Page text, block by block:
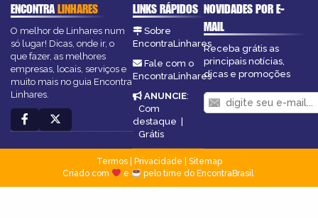
ENCONTRALINHARES
O melhor de Linhares num
só lugar! Dicas, onde ir, o
que fazer, as melhores
empresas, locais, serviços e
muito mais no guia Encontra
Linhares.
LINKS RÁPIDOS
Sobre
EncontraLinhares
Fale com o
EncontraLinhares
ANUNCIE:
Com
destaque |
Grátis
NOVIDADES POR E-
MAIL
Receba grátis as
principais notícias,
dicas e promoções
Termos| Privacidade
Sitemap
Criado com
e pelo time do EncontraBrasil